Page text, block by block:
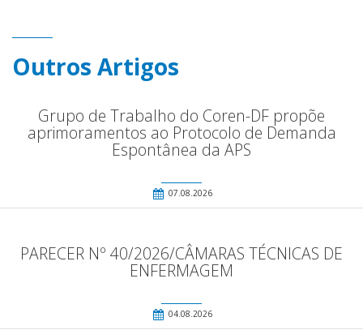
Outros Artigos
Grupo de Trabalho do Coren-DF propõe
aprimoramentos ao Protocolo de Demanda
Espontânea da APS
07.08.2026
PARECER Nº 40/2026/CÂMARAS TÉCNICAS DE
ENFERMAGEM
04.08.2026